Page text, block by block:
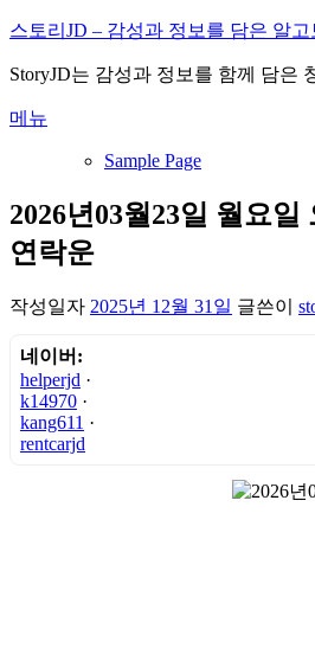
내
으
바
기
스토리JD – 감성과 정보를 담은 알
StoryJD는 감성과 정보를 함께 담은
메뉴
Sample Page
2026년03월23일 월요
연락운
작성일자 2025년 12월 31일 글쓴이
네이버:
helperjd ·
k14970 ·
kang611 ·
rentcarjd